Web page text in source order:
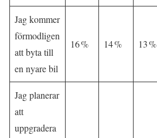
Jag kommer
förmodligen
att byta till
en nyare bil
16 % 14 % 13 %
Jag planerar
att
uppgradera